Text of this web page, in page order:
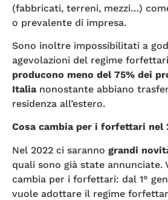
(fabbricati, terreni, mezzi…)
o prevalente di impresa.
Sono inoltre impossibilitati a
agevolazioni del regime
producono meno del 75% dei
Italia nonostante abbiano
residenza all’estero.
Cosa cambia per i forfettari nel
Nel 2022 ci saranno grandi
quali sono già state annunciate.
cambia per i forfettari: dal 1°
vuole adottare il regime